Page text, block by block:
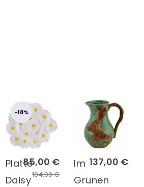
-18%
85,00 €
104,00 €
Platte
Daisy
137,00 €
Im
Grünen